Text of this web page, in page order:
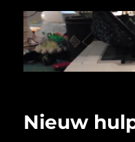
Nieuw